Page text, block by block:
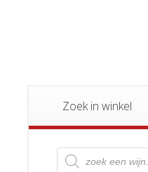
Zoek in winkel
Producten
zoeken